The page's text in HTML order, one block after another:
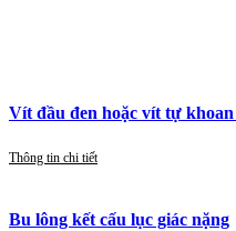
Vít đầu đen hoặc vít tự
Thông tin chi tiết
Bu lông kết cấu lục giác nặng